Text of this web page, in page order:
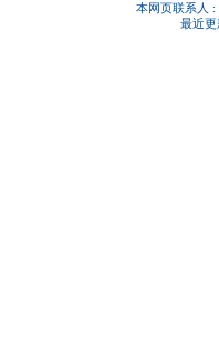
本网页联系人 :
最近更